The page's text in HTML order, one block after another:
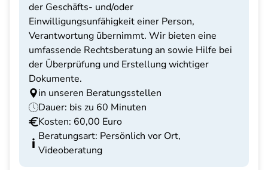
der Geschäfts- und/oder
Einwilligungsunfähigkeit einer Person,
Verantwortung übernimmt. Wir bieten eine
umfassende Rechtsberatung an sowie Hilfe bei
der Überprüfung und Erstellung wichtiger
Dokumente.
in unseren Beratungsstellen
Dauer: bis zu 60 Minuten
Kosten: 60,00 Euro
Beratungsart: Persönlich vor Ort,
Videoberatung